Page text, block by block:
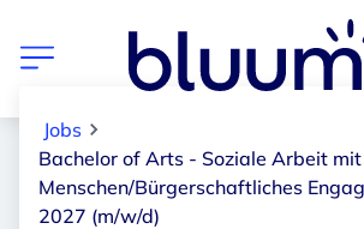
Jobs
Bachelor of Arts - Soziale Arbeit
Menschen/Bürgerschaftliches
2027 (m/w/d)